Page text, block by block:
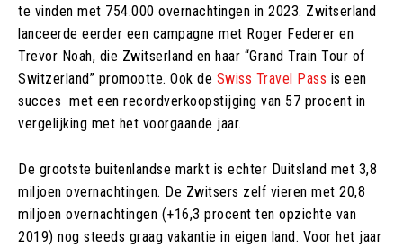
te vinden met 754.000 overnachtingen in 2023. Zwitserland
lanceerde eerder een campagne met Roger Federer en
Trevor Noah, die Zwitserland en haar “Grand Train Tour of
Switzerland” promootte. Ook de Swiss Travel Pass is een
succes met een recordverkoopstijging van 57 procent in
vergelijking met het voorgaande jaar.
De grootste buitenlandse markt is echter Duitsland met 3,8
miljoen overnachtingen. De Zwitsers zelf vieren met 20,8
miljoen overnachtingen (+16,3 procent ten opzichte van
2019) nog steeds graag vakantie in eigen land. Voor het jaar